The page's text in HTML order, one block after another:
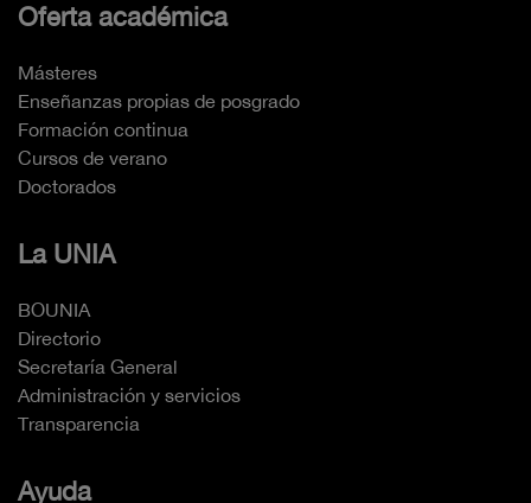
Oferta académica
Másteres
Enseñanzas propias de posgrado
Formación continua
Cursos de verano
Doctorados
La UNIA
BOUNIA
Directorio
Secretaría General
Administración y servicios
Transparencia
Ayuda